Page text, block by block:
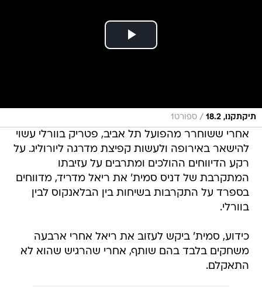
תיקתקנו, 18.2 / ספורט1
אחרי ששוחרר מהפועל תל אביב, פטריק בוורלי עשוי
להישאר באירופה ולעשות קפיצת מדרגה ליורוליג. על
רקע הדיווחים ההולכים ומתרבים על עזיבתו
המתקרבת של דניס סמית' את ריאל מדריד, מדווחים
בספרד על התקרבות בשיחות בין הבלאנקוס לבין
בוורלי.
כידוע, סמית' ביקש לעזוב את ריאל אחרי ארבעה
משחקים בלבד בהם שותף, אחרי שהרגיש שהוא לא
התאקלם.